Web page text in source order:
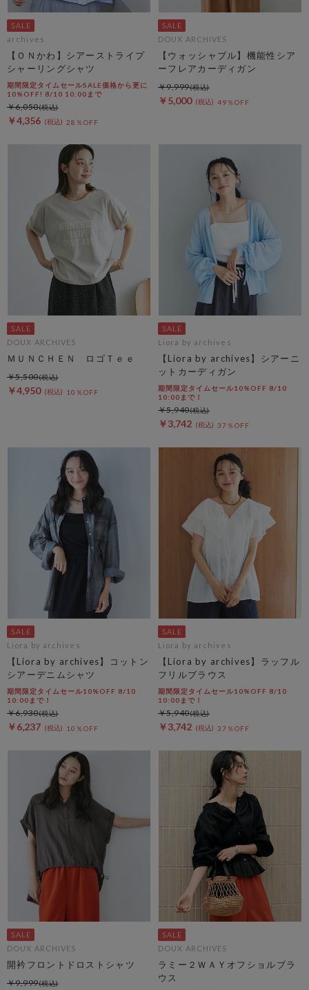
archives
【ＯＮかわ】シアーストライプ
シャーリングシャツ
期間限定タイムセールSALE価格から更に
10%OFF! 8/10 10:00まで
￥4,356 28％OFF
￥6,050
DOUX ARCHIVES
【ウォッシャブル】機能性シア
ーフレアカーディガン
￥5,000 49％OFF
￥9,999
DOUX ARCHIVES
ＭＵＮＣＨＥＮ ロゴＴｅｅ
￥4,950 10％OFF
￥5,500
Liora by archives
【Liora by archives】シアーニ
ットカーディガン
期間限定タイムセール10%OFF 8/10
10:00まで！
￥3,742 37％OFF
￥5,940
Liora by archives
【Liora by archives】コットン
シアーデニムシャツ
期間限定タイムセール10%OFF 8/10
10:00まで！
￥6,237 10％OFF
￥6,930
Liora by archives
【Liora by archives】ラッフル
フリルブラウス
期間限定タイムセール10%OFF 8/10
10:00まで！
￥3,742 37％OFF
￥5,940
DOUX ARCHIVES
開衿フロントドロストシャツ
￥9,999
DOUX ARCHIVES
ラミー２ＷＡＹオフショルブラ
ウス